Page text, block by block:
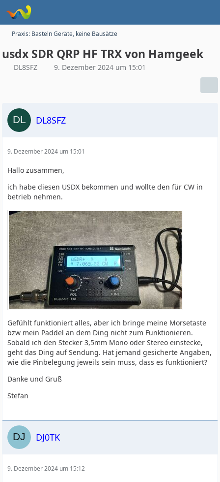
Praxis: Basteln Geräte, keine Bausätze
usdx SDR QRP HF TRX von Hamgeek
DL8SFZ 9. Dezember 2024 um 15:01
DL8SFZ
9. Dezember 2024 um 15:01
Hallo zusammen,
ich habe diesen USDX bekommen und wollte den für CW in
betrieb nehmen.
Gefühlt funktioniert alles, aber ich bringe meine Morsetaste
bzw mein Paddel an dem Ding nicht zum Funktionieren.
Sobald ich den Stecker 3,5mm Mono oder Stereo einstecke,
geht das Ding auf Sendung. Hat jemand gesicherte Angaben,
wie die Pinbelegung jeweils sein muss, dass es funktioniert?
Danke und Gruß
Stefan
DJ0TK
9. Dezember 2024 um 15:12